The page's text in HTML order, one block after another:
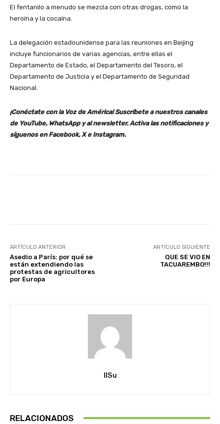
El fentanilo a menudo se mezcla con otras drogas, como la
heroína y la cocaína.
La delegación estadounidense para las reuniones en Beijing
incluye funcionarios de varias agencias, entre ellas el
Departamento de Estado, el Departamento del Tesoro, el
Departamento de Justicia y el Departamento de Seguridad
Nacional.
¡Conéctate con la Voz de América! Suscríbete a nuestros canales
de YouTube, WhatsApp y al newsletter. Activa las notificaciones y
síguenos en Facebook, Xe Instagram.
ARTÍCULO ANTERIOR
Asedio a París: por qué se
están extendiendo las
protestas de agricultores
por Europa
ARTÍCULO SIGUIENTE
QUE SE VIO EN
TACUAREMBO!!!
IlSu
RELACIONADOS